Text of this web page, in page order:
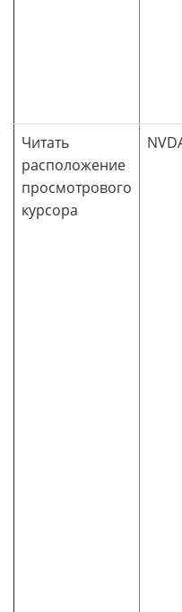
Читать
расположение
просмотрового
курсора